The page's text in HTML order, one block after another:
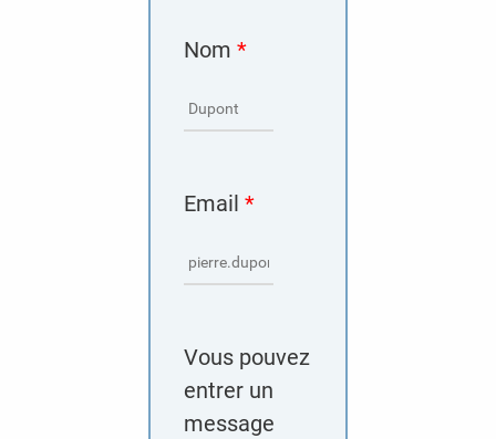
Nom*
Email*
Vous pouvez
entrer un
message